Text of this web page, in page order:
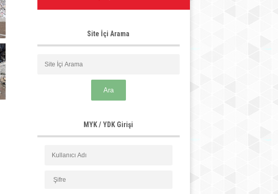
Site İçi Arama
MYK / YDK Girişi